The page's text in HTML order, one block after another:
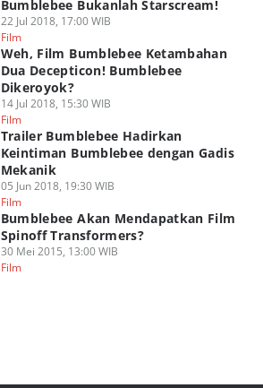
Bumblebee Bukanlah Starscream!
22 Jul 2018, 17:00 WIB
Film
Weh, Film Bumblebee Ketambahan
Dua Decepticon! Bumblebee
Dikeroyok?
14 Jul 2018, 15:30 WIB
Film
Trailer Bumblebee Hadirkan
Keintiman Bumblebee dengan Gadis
Mekanik
05 Jun 2018, 19:30 WIB
Film
Bumblebee Akan Mendapatkan Film
Spinoff Transformers?
30 Mei 2015, 13:00 WIB
Film